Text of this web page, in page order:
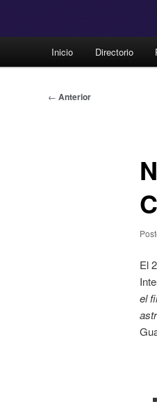
Inicio Directorio
Navegación
← Anterior
El
el